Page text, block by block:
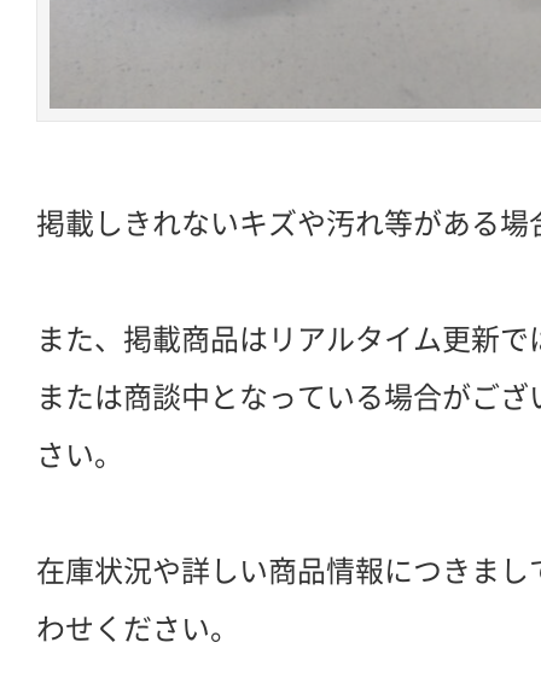
掲載しきれないキズや汚れ等がある場
また、掲載商品はリアルタイム更新
または商談中となっている場合がご
さい。
在庫状況や詳しい商品情報につきま
わせください。